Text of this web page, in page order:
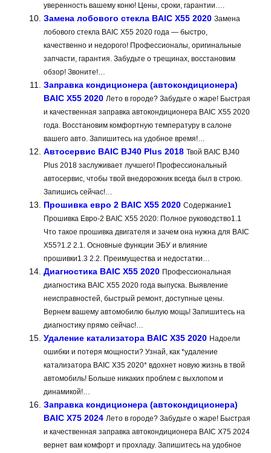
уверенность вашему коню! Цены, сроки, гарантии….
Замена лобового стекла BAIC X55 2020 Замена
лобового стекла BAIC X55 2020 года — быстро,
качественно и недорого! Профессионалы, оригинальные
запчасти, гарантия. Забудьте о трещинах, восстановим
обзор! Звоните!…
Заправка кондиционера (автокондиционера)
BAIC X55 2020 Лето в городе? Забудьте о жаре! Быстрая
и качественная заправка автокондиционера BAIC X55 2020
года. Восстановим комфортную температуру в салоне
вашего авто. Запишитесь на удобное время!…
Автосервис BAIC BJ40 Plus 2018 Твой BAIC BJ40
Plus 2018 заслуживает лучшего! Профессиональный
автосервис, чтобы твой внедорожник всегда был в строю.
Запишись сейчас!…
Прошивка евро 2 BAIC X55 2020 Содержание1
Прошивка Евро-2 BAIC X55 2020: Полное руководство1.1
Что такое прошивка двигателя и зачем она нужна для BAIC
X55?1.2 2.1. Основные функции ЭБУ и влияние
прошивки1.3 2.2. Преимущества и недостатки…
Диагностика BAIC X55 2020 Профессиональная
диагностика BAIC X55 2020 года выпуска. Выявление
неисправностей, быстрый ремонт, доступные цены.
Вернем вашему автомобилю былую мощь! Запишитесь на
диагностику прямо сейчас!…
Удаление катализатора BAIC X35 2020 Надоели
ошибки и потеря мощности? Узнай, как *удаление
катализатора BAIC X35 2020* вдохнет новую жизнь в твой
автомобиль! Больше никаких проблем с выхлопом и
динамикой!…
Заправка кондиционера (автокондиционера)
BAIC X75 2024 Лето в городе? Забудьте о жаре! Быстрая
и качественная заправка автокондиционера BAIC X75 2024
вернет вам комфорт и прохладу. Запишитесь на удобное